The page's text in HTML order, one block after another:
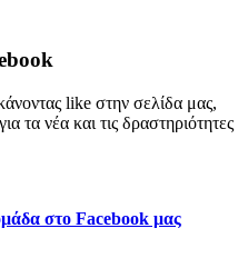
like στην σελίδα μας,
τα νέα και τις δραστηριότητες
στο Facebook μας